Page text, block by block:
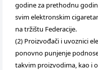
godine za prethodnu
svim elektronskim
na tržištu Federacije.
(2) Proizvođači i uvoznici
ponovno punjenje
takvim proizvodima, kao i